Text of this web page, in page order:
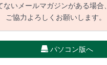
ないメールマガジンがある場合、
ご協力よろしくお願いします。
パソコン版へ